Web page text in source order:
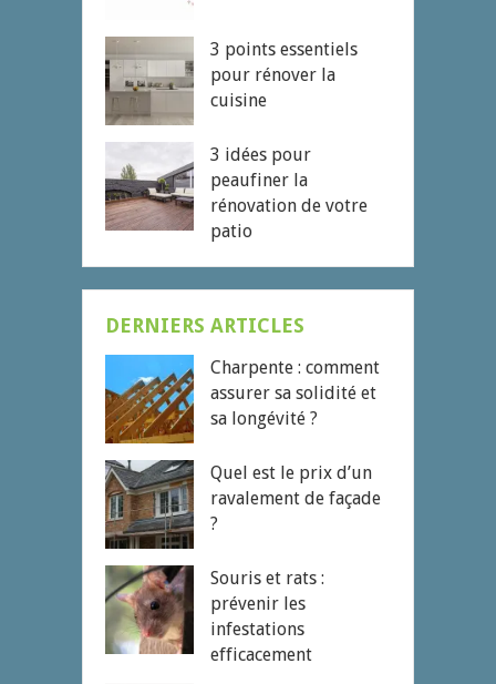
3 points essentiels
pour rénover la
cuisine
3 idées pour
peaufiner la
rénovation de votre
patio
DERNIERS ARTICLES
Charpente : comment
assurer sa solidité et
sa longévité ?
Quel est le prix d’un
ravalement de façade
?
Souris et rats :
prévenir les
infestations
efficacement